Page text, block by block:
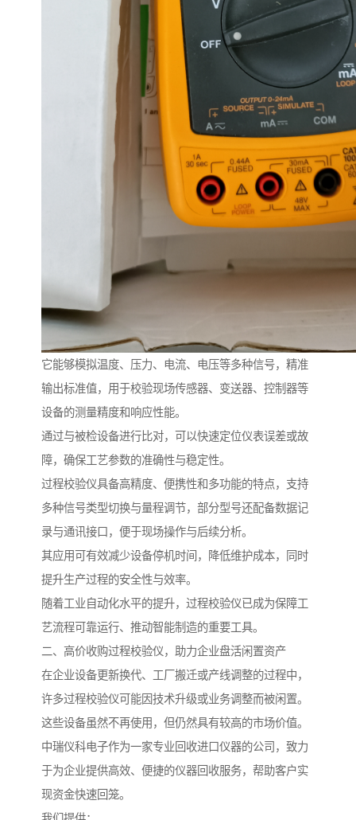
它能够模拟温度、压力、电流、电压等多种信号，精准
输出标准值，用于校验现场传感器、变送器、控制器等
设备的测量精度和响应性能。
通过与被检设备进行比对，可以快速定位仪表误差或故
障，确保工艺参数的准确性与稳定性。
过程校验仪具备高精度、便携性和多功能的特点，支持
多种信号类型切换与量程调节，部分型号还配备数据记
录与通讯接口，便于现场操作与后续分析。
其应用可有效减少设备停机时间，降低维护成本，同时
提升生产过程的安全性与效率。
随着工业自动化水平的提升，过程校验仪已成为保障工
艺流程可靠运行、推动智能制造的重要工具。
二、高价收购过程校验仪，助力企业盘活闲置资产
在企业设备更新换代、工厂搬迁或产线调整的过程中，
许多过程校验仪可能因技术升级或业务调整而被闲置。
这些设备虽然不再使用，但仍然具有较高的市场价值。
中瑞仪科电子作为一家专业回收进口仪器的公司，致力
于为企业提供高效、便捷的仪器回收服务，帮助客户实
现资金快速回笼。